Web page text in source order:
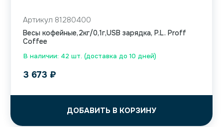
В наличии: 42 шт. (доставка до 10 дней)
Артикул 81280400
Весы кофейные,2кг/0,1г,USB зарядка, P.L. Proff
Coffee
3 673 ₽
ДОБАВИТЬ В КОРЗИНУ